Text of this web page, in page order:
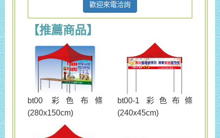
歡迎來電洽詢
【推薦商品】
bt00 彩色布條
(280x150cm)
bt00-1 彩色布條
(240x45cm)